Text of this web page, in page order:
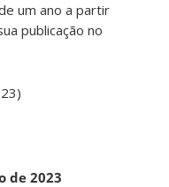
um ano a partir
publicação no
de 2023